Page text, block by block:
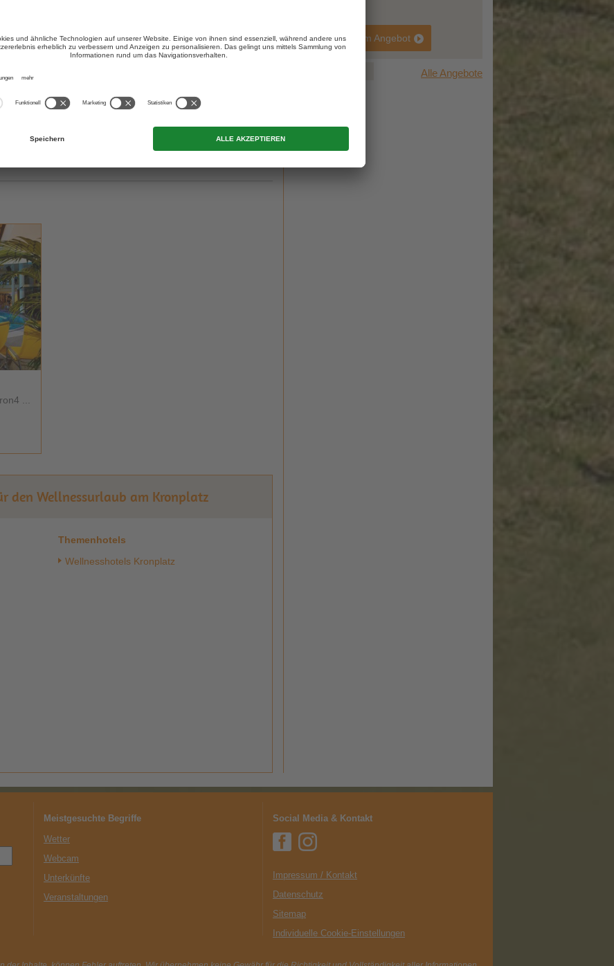
Menschen leiden, können erfolgreich mit der
werden. Mit Fingerdruck werden Energiebahnen wieder
Reflexzonenmassage
eingesetzt. Angewandt an Fuß, Ohr, Kopf oder
stresslindernd wirken und das Wohlbefinden stärken.
Massage in einem der Wellnesshotels, nach einem
oder nach dem endlosen Wandervergnügen auf
...
den Wellnessurlaub am Kronplatz
Themenhotels
Wellnesshotels Kronplatz
zum Angebot
Alle Angebote
Meistgesuchte Begriffe
Wetter
Webcam
Unterkünfte
Veranstaltungen
Social Media & Kontakt
Impressum / Kontakt
Datenschutz
Sitemap
Individuelle Cookie-Einstellungen